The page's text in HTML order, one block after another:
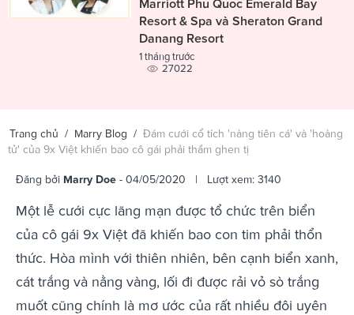
Marriott Phu Quoc Emerald Bay
Resort & Spa và Sheraton Grand
Danang Resort
1 tháng trước
27022
Trang chủ / Marry Blog / Đám cưới cổ tích 'nàng tiên cá' và 'hoàng
tử' của 9x Việt khiến bao cô gái phải thầm ghen tị
Đăng bởi Marry Doe - 04/05/2020 | Lượt xem: 3140
Một lễ cưới cực lãng mạn được tổ chức trên biển
của cô gái 9x Việt đã khiến bao con tim phải thổn
thức. Hòa mình với thiên nhiên, bên cạnh biển xanh,
cát trắng và nằng vàng, lối đi được rải vỏ sò trắng
muốt cũng chính là mơ ước của rất nhiều đôi uyên